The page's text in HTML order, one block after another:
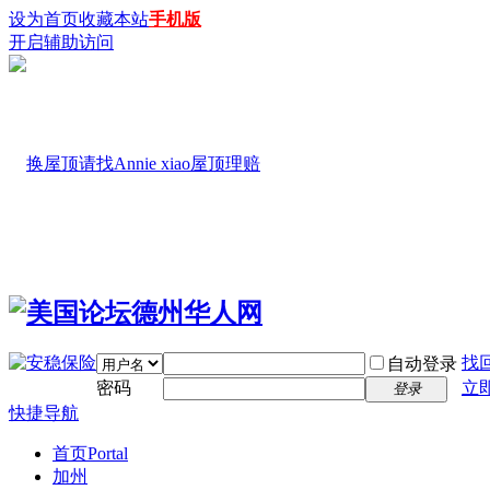
设为首页收藏本站手机版
开启辅助访问
自动登录 找
密码
登录
立
快捷导航
首页Portal
加州